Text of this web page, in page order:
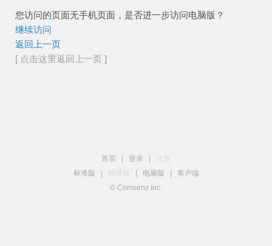
您访问的页面无手机页面，是否进一步访问电脑版？
继续访问
返回上一页
[ 点击这里返回上一页 ]
首页 登录
注册
标准版
触屏版 电脑版
客户端
© Comsenz Inc.